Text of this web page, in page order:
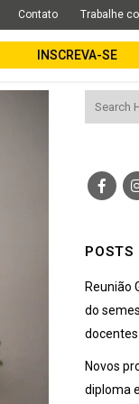
Contato Trabalhe
INSCREVA-SE
POSTS
Reunião
do
docentes
Novos
diploma